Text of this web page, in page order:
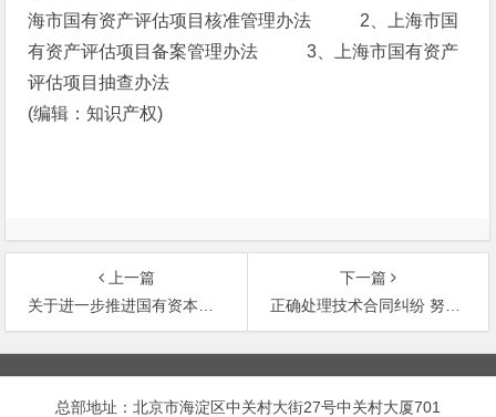
海市国有资产评估项目核准管理办法
2、上海市国
有资产评估项目备案管理办法
3、上海市国有资产
评估项目抽查办法
(编辑：知识产权)
上一篇
关于进一步推进国有资本从小企业中退出工作若
下一篇
正确处理技术合同纠纷 努力促进科技进步创新最
文
章
总部地址：北京市海淀区中关村大街27号中关村大厦701